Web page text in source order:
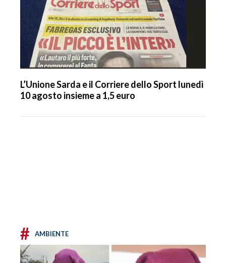
L’Unione Sarda e il Corriere dello Sport lunedì
10 agosto insieme a 1,5 euro
# AMBIENTE